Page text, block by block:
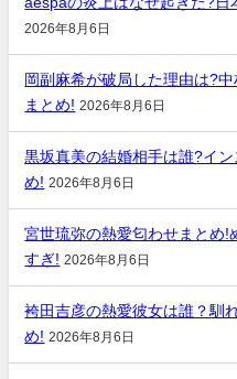
2026年8月6日
岡副麻希が破局した理由は?
まとめ! 2026年8月6日
黒坂真美の結婚相手は誰?イ
め! 2026年8月6日
宮世琉弥の熱愛匂わせまとめ!
すぎ! 2026年8月6日
袴田吉彦の熱愛彼女は誰？馴
め! 2026年8月6日